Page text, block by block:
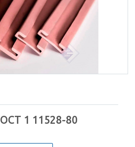
ОСТ 1 11528-80